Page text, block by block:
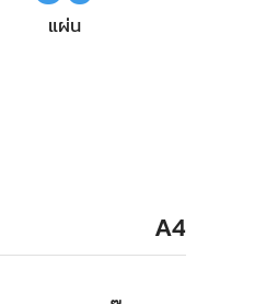
แผ่น
A4